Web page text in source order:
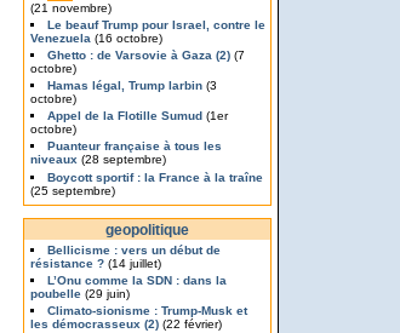
(21 novembre)
Le beauf Trump pour Israel, contre le
Venezuela (16 octobre)
Ghetto : de Varsovie à Gaza (2) (7
octobre)
Hamas légal, Trump larbin(3
octobre)
Appel de la Flotille Sumud (1er
octobre)
Puanteur française à tous les
niveaux (28 septembre)
Boycott sportif : la France à la traîne
(25 septembre)
geopolitique
Bellicisme : vers un début de
résistance ? (14 juillet)
L’Onu comme la SDN : dans la
poubelle (29 juin)
Climato-sionisme : Trump-Musk et
les démocrasseux (2) (22 février)